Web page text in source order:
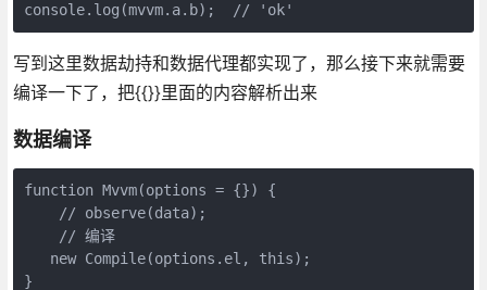
写到这里数据劫持和数据代理都实现了，那么接下来就需要
编译一下了，把{{}}里面的内容解析出来
数据编译
function Mvvm(options = {}) {
    // observe(data);
    // 编译
   new Compile(options.el, this);
}